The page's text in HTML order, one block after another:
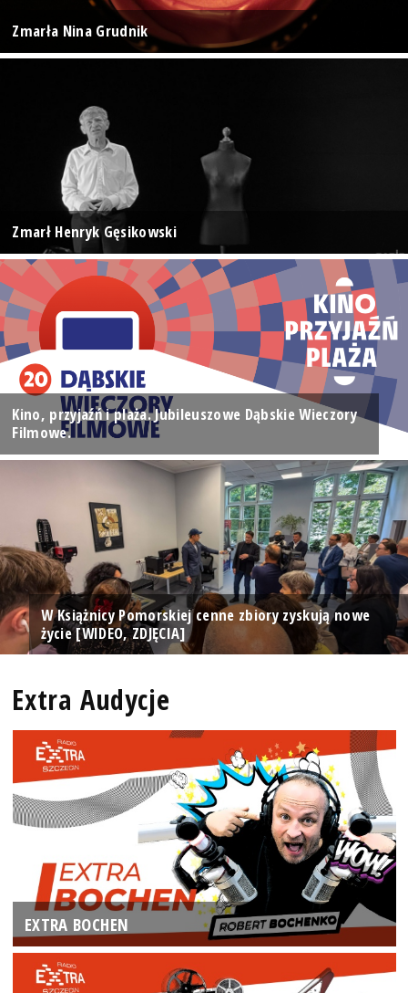
Zmarła Nina Grudnik
Zmarł Henryk Gęsikowski
Kino, przyjaźń i plaża. Jubileuszowe Dąbskie Wieczory
Filmowe.
W Książnicy Pomorskiej cenne zbiory zyskują nowe
życie [WIDEO, ZDJĘCIA]
Extra Audycje
EXTRA BOCHEN